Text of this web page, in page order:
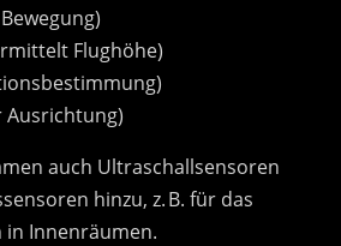
Flughöhe)
Ausrichtung)
auch Ultraschallsensoren
hinzu, z. B. für das
Innenräumen.